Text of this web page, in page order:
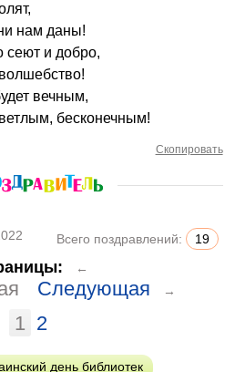
нам даны!
сеют и добро,
вечным,
бесконечным!
Скопировать
Всего поздравлений: 19
←
Следующая →
1 2
день библиотек